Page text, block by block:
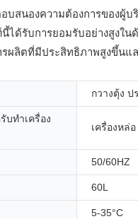
สนองความต้องการของผู้บ
ด้รับการยอมรับอย่างสูงใน
ผลิตที่มีประสิทธิภาพสูงขึ้นแ
กวางตุ้ง ป
บทำเครื่อง
เครื่องหล่อ
50/60HZ
60L
5-35°C